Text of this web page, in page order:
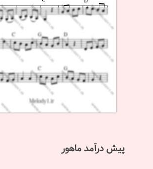
پیش درآمد ماهور